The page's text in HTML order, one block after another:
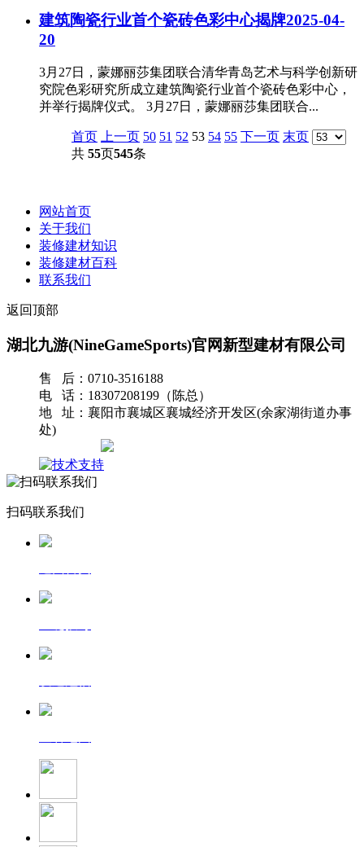
建筑陶瓷行业首个瓷砖色彩中心揭牌2025-04-
20
3月27日，蒙娜丽莎集团联合清华青岛艺术与科学创新研
究院色彩研究所成立建筑陶瓷行业首个瓷砖色彩中心，
并举行揭牌仪式。 3月27日，蒙娜丽莎集团联合...
首页 上一页 50 51 52 53 54 55 下一页 末页
共 55页545条
网站首页
关于我们
装修建材知识
装修建材百科
联系我们
返回顶部
湖北九游(NineGameSports)官网新型建材有限公司
售 后：0710-3516188
电 话：18307208199（陈总）
地 址：襄阳市襄城区襄城经济开发区(余家湖街道办事
处)
扫码联系我们